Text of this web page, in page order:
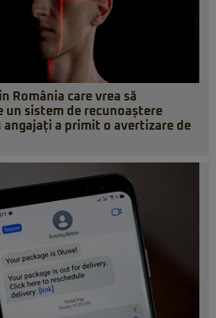
România care vrea să
un sistem de recunoaștere
angajați a primit o avertizare de